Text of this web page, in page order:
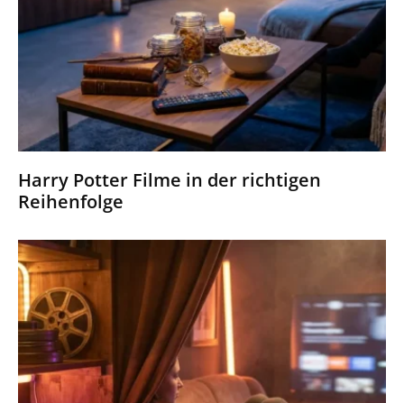
Harry Potter Filme in der richtigen
Reihenfolge